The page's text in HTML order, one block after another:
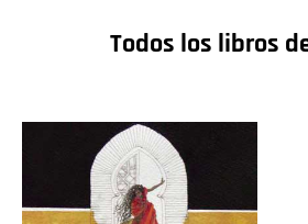
Todos los libros